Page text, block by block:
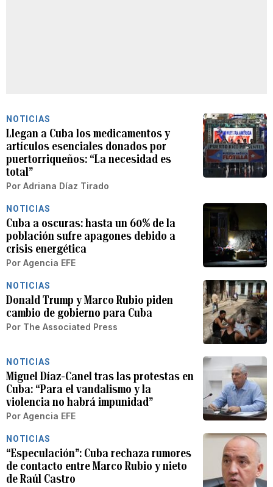
NOTICIAS
Llegan a Cuba los medicamentos y
artículos esenciales donados por
puertorriqueños: “La necesidad es
total”
Por Adriana Díaz Tirado
NOTICIAS
Cuba a oscuras: hasta un 60% de la
población sufre apagones debido a
crisis energética
Por Agencia EFE
NOTICIAS
Donald Trump y Marco Rubio piden
cambio de gobierno para Cuba
Por The Associated Press
NOTICIAS
Miguel Díaz-Canel tras las protestas en
Cuba: “Para el vandalismo y la
violencia no habrá impunidad”
Por Agencia EFE
NOTICIAS
“Especulación”: Cuba rechaza rumores
de contacto entre Marco Rubio y nieto
de Raúl Castro